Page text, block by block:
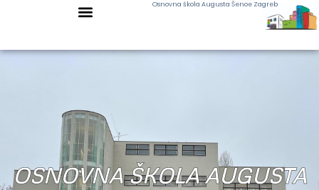
Osnovna škola Augusta Šenoe Zagreb
OSNOVNA ŠKOLA AUGUSTA